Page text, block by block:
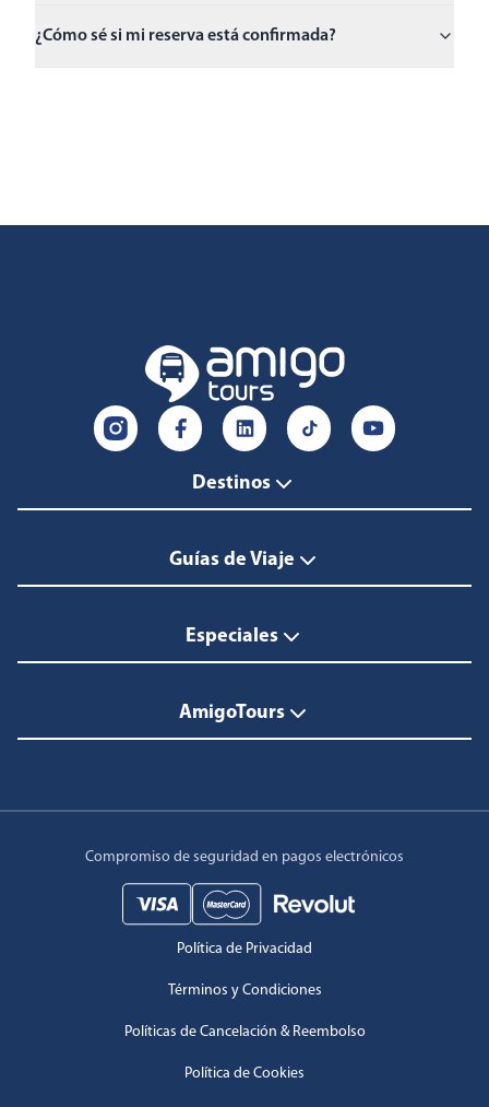
¿Cómo sé si mi reserva está confirmada?
Destinos
Guías de Viaje
Especiales
AmigoTours
Compromiso de seguridad en pagos electrónicos
Política de Privacidad
Términos y Condiciones
Políticas de Cancelación & Reembolso
Política de Cookies